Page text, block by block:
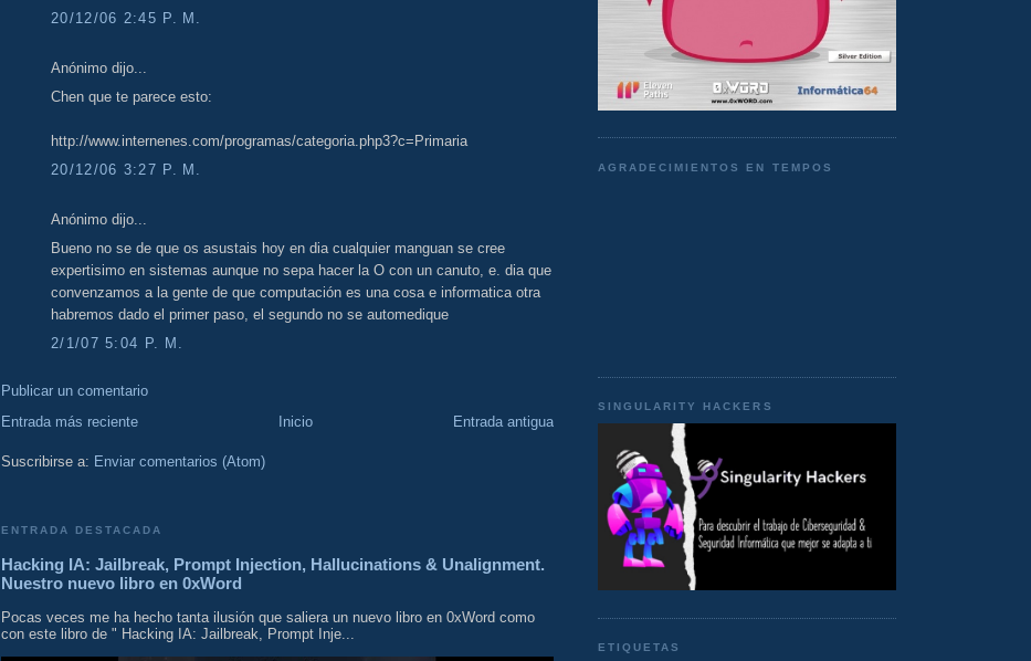
20/12/06 2:45 P. M.
Anónimo dijo...
Chen que te parece esto:
http://www.internenes.com/programas/categoria.php3?c=Primaria
20/12/06 3:27 P. M.
Anónimo dijo...
Bueno no se de que os asustais hoy en dia cualquier manguan se cree
expertisimo en sistemas aunque no sepa hacer la O con un canuto, e. dia que
convenzamos a la gente de que computación es una cosa e informatica otra
habremos dado el primer paso, el segundo no se automedique
2/1/07 5:04 P. M.
Publicar un comentario
Entrada más reciente
Entrada antigua
Inicio
Suscribirse a: Enviar comentarios (Atom)
ENTRADA DESTACADA
Hacking IA: Jailbreak, Prompt Injection, Hallucinations & Unalignment.
Nuestro nuevo libro en 0xWord
Pocas veces me ha hecho tanta ilusión que saliera un nuevo libro en 0xWord como
con este libro de " Hacking IA: Jailbreak, Prompt Inje...
AGRADECIMIENTOS EN TEMPOS
SINGULARITY HACKERS
ETIQUETAS